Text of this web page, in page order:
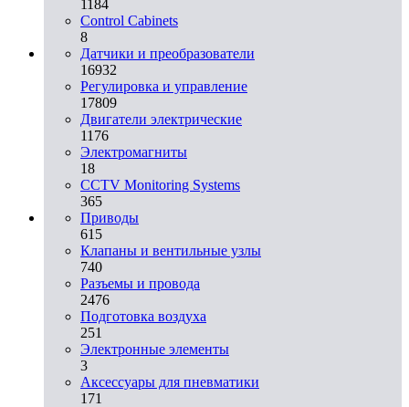
1184
Control Cabinets
8
Датчики и преобразователи
16932
Регулировка и управление
17809
Двигатели электрические
1176
Электромагниты
18
CCTV Monitoring Systems
365
Приводы
615
Клапаны и вентильные узлы
740
Разъемы и провода
2476
Подготовка воздуха
251
Электронные элементы
3
Аксессуары для пневматики
171